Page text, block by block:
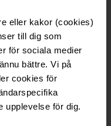
eller kakor (cookies)
till dig som
för sociala medier
bättre. Vi på
cookies för
upplevelse för dig.
Mikael Gordon-
showmakare, är
med scenkonst
showen fått så
och att vi till
både i Malmö